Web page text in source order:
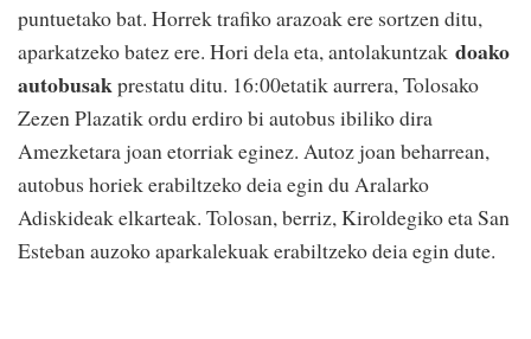
puntuetako bat. Horrek trafiko arazoak ere sortzen ditu,
aparkatzeko batez ere. Hori dela eta, antolakuntzak doako
autobusakprestatu ditu. 16:00etatik aurrera, Tolosako
Zezen Plazatik ordu erdiro bi autobus ibiliko dira
Amezketara joan etorriak eginez. Autoz joan beharrean,
autobus horiek erabiltzeko deia egin du Aralarko
Adiskideak elkarteak. Tolosan, berriz, Kiroldegiko eta San
Esteban auzoko aparkalekuak erabiltzeko deia egin dute.